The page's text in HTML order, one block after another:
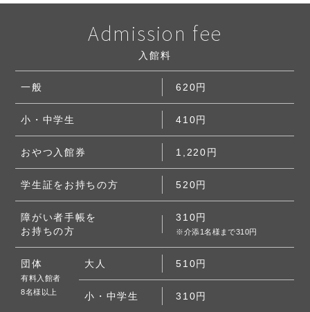
Admission fee
⼊館料
一般 620円
⼩・中学⽣ 410円
おやつ⼊館券 1,220円
学⽣証をお持ちの⽅ 520円
障がい者⼿帳を
お持ちの⽅
310円
※介添1名様まで310円
団体
有料入館者
8名様以上
大人 510円
⼩・中学⽣ 310円